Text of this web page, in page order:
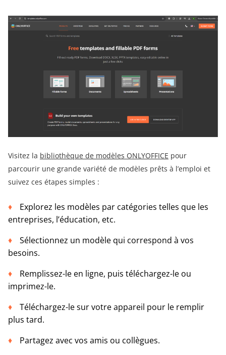
Visitez la bibliothèque de modèles ONLYOFFICE pour
parcourir une grande variété de modèles prêts à l’emploi et
suivez ces étapes simples :
Explorez les modèles par catégories telles que les
entreprises, l’éducation, etc.
Sélectionnez un modèle qui correspond à vos
besoins.
Remplissez-le en ligne, puis téléchargez-le ou
imprimez-le.
Téléchargez-le sur votre appareil pour le remplir
plus tard.
Partagez avec vos amis ou collègues.